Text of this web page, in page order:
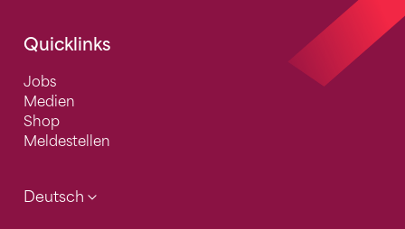
Quicklinks
Jobs
Medien
Shop
Meldestellen
Deutsch